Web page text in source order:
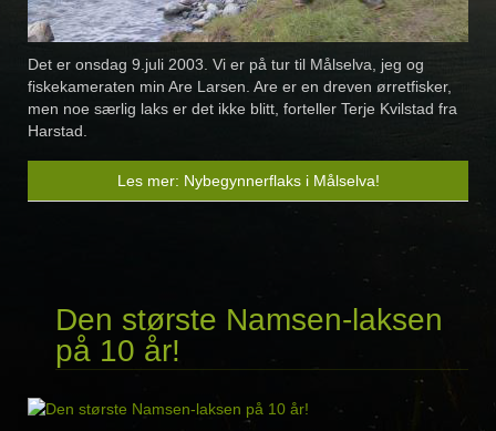
Det er onsdag 9.juli 2003. Vi er på tur til Målselva, jeg og
fiskekameraten min Are Larsen. Are er en dreven ørretfisker,
men noe særlig laks er det ikke blitt, forteller Terje Kvilstad fra
Harstad.
Les mer: Nybegynnerflaks i Målselva!
Den største Namsen-laksen
på 10 år!